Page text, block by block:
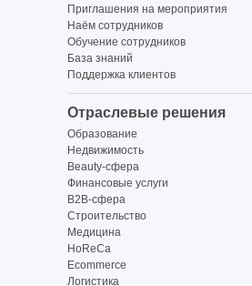
Приглашения на мероприятия
Наём сотрудников
Обучение сотрудников
База знаний
Поддержка клиентов
Отраслевые решения
Образование
Недвижимость
Beauty-сфера
Финансовые услуги
B2B-сфера
Строительство
Медицина
HoReCa
Ecommerce
Логистика